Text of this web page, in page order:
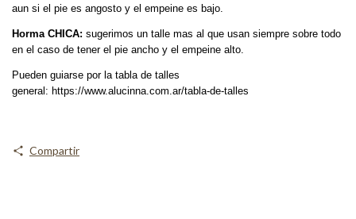
aun si el pie es angosto y el empeine es bajo.
Horma CHICA: sugerimos un talle mas al que usan siempre sobre todo
en el caso de tener el pie ancho y el empeine alto.
Pueden guiarse por la tabla de talles
general: https://www.alucinna.com.ar/tabla-de-talles
Compartir